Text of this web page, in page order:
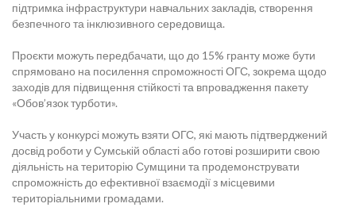
підтримка інфраструктури навчальних закладів, створення
безпечного та інклюзивного середовища.
Проєкти можуть передбачати, що до 15% гранту може бути
спрямовано на посилення спроможності ОГС, зокрема щодо
заходів для підвищення стійкості та впровадження пакету
«Обов’язок турботи».
Участь у конкурсі можуть взяти ОГС, які мають підтверджений
досвід роботи у Сумській області або готові розширити свою
діяльність на територію Сумщини та продемонструвати
спроможність до ефективної взаємодії з місцевими
територіальними громадами.